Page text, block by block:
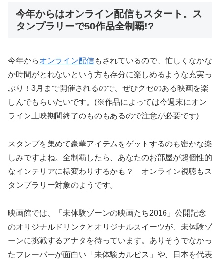
今年からはオンライン配信もスタート。ス
タンプラリーで50作品全制覇!?
今年からオンライン配信もされているので、忙しくなかな
か時間がとれないという方も存分に楽しめるような充実っ
ぷり！3月まで開催されるので、ぜひクセのある映画を楽
しんでもらいたいです。(※作品によっては今週末にオン
ライン上映期間終了のものもあるので注意が必要です)
スタンプを集めて豪華アイテムをゲットするのも密かな楽
しみですよね。全制覇したら、あなたのお部屋が超個性的
なインテリアに様変わりするかも？ オンライン視聴もス
タンプラリー対象のようです。
映画館では、「未体験ゾーンの映画たち2016」公開記念
のオリジナルドリンクとオリジナルスイーツが、未体験ゾ
ーンに挑戦するアナタを待っています。ありそうでなかっ
たフレーバーが面白い「未体験カルピス」や、日本を代表